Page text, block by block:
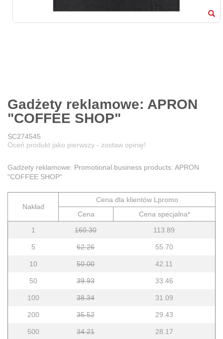
Gadżety reklamowe: APRON
"COFFEE SHOP"
SC274545
Oceń produkt jako pierwszy - zostaw opinię!
Gadżety reklamowe: Promotional business products: APRON
"COFFEE SHOP"
Nakład
Cena dla klientów Lpromo
Cena
Cena specjalna*
1
160.30 113.89
5 62.26 55.70
10 50.00 42.11
50 39.93 33.46
100 38.34 31.09
200 35.52 29.43
500 34.21 28.17